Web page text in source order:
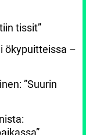
tissit”
ökypuitteissa –
”Suurin